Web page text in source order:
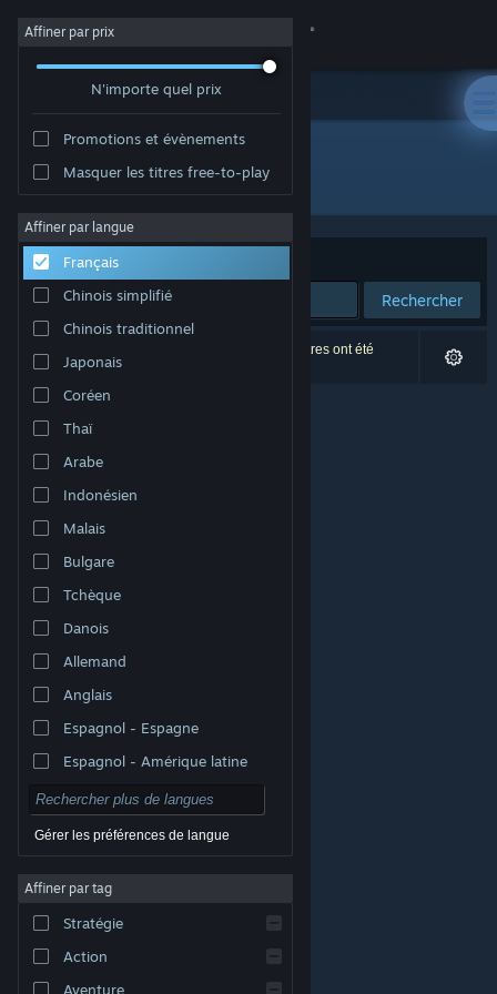
Se connecter
Magasin
À propos
Support
Changer la langue
Télécharger l'application mobile Steam
Voir version ordi. du site
© Valve Corporation. Tous droits réservés. Toutes les
titulaires aux États-Unis et dans d'autres pays.
Accessibilité
Remboursements
Affiner par prix
N'importe quel prix
Promotions et évènements
Masquer les titres free-to-play
Affiner par langue
Français
Chinois simplifié
Chinois traditionnel
Japonais
Coréen
Thaï
Arabe
Indonésien
Malais
Bulgare
Tchèque
Danois
Allemand
Anglais
Espagnol - Espagne
Espagnol - Amérique latine
Gérer les préférences de langue
Affiner par tag
Stratégie
Action
Aventure
Édition : Painful Smile
Trier par Pertinence
Rechercher
0 résultats correspondent à votre recherche. 6 titres ont été
exclus selon vos préférences.